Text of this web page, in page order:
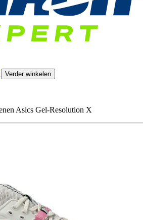
Verder winkelen
Asics Gel-Resolution X